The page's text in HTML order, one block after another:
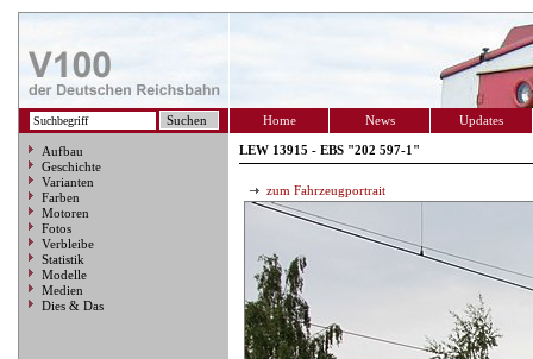
Home News Updates
Aufbau
Geschichte
Varianten
Farben
Motoren
Fotos
Verbleibe
Statistik
Modelle
Medien
Dies & Das
LEW 13915 - EBS "202 597-1"
zum Fahrzeugportrait